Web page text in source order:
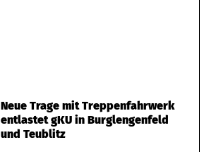
Neue Trage mit Treppenfahrwerk
entlastet gKU in Burglengenfeld
und Teublitz